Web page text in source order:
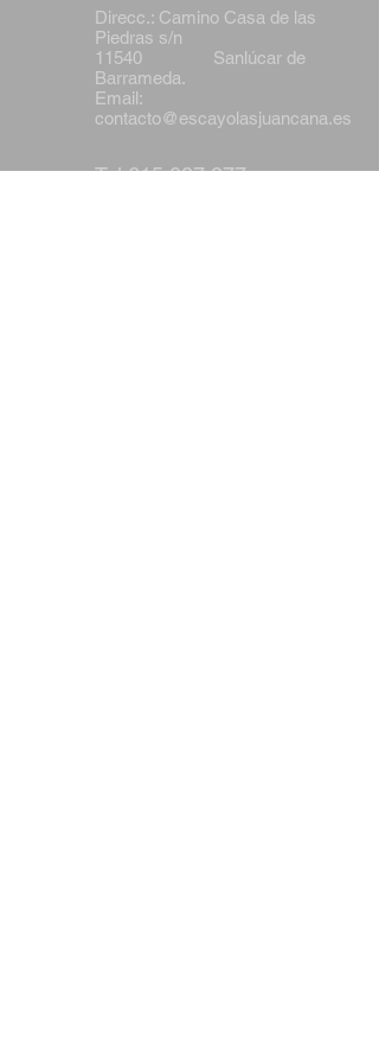
Direcc.: Camino Casa de las
Piedras s/n
11540 Sanlúcar de
Barrameda.
Email:
contacto@escayolasjuancana.es
Tel615 027 277